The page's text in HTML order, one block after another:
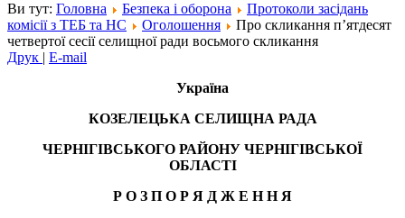
Ви тут: Головна Безпека і оборона
Протоколи засідань
комісії з ТЕБ та НС
Оголошення
Про скликання п’ятдесят
четвертої сесії селищної ради восьмого скликання
Друк | E-mail
Україна
КОЗЕЛЕЦЬКА СЕЛИЩНА РАДА
ЧЕРНІГІВСЬКОГО РАЙОНУ ЧЕРНІГІВСЬКОЇ
ОБЛАСТІ
Р О З П О Р Я Д Ж Е Н Н Я